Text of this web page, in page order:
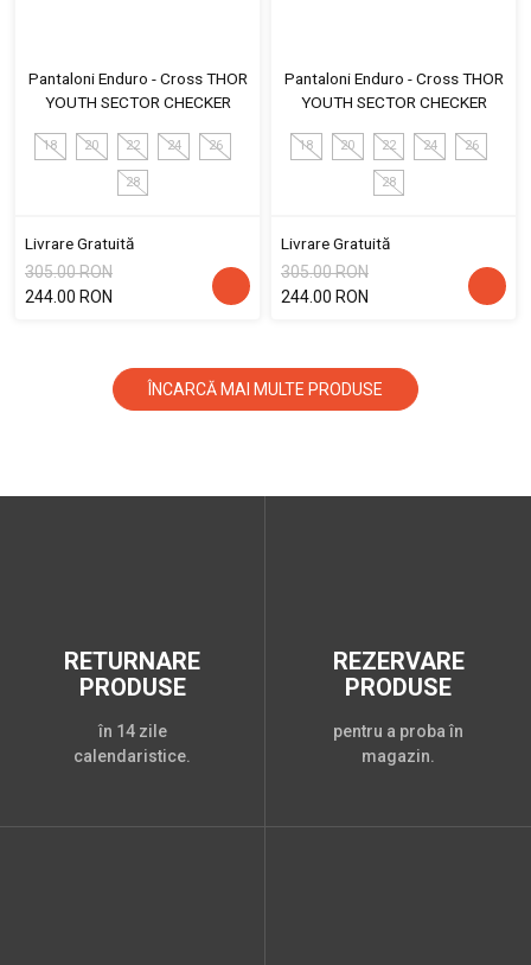
Pantaloni Enduro - Cross THOR
YOUTH SECTOR CHECKER
18 20 22 24 26
28
Livrare Gratuită
305.00 RON
244.00 RON
Pantaloni Enduro - Cross THOR
YOUTH SECTOR CHECKER
18 20 22 24 26
28
Livrare Gratuită
305.00 RON
244.00 RON
ÎNCARCĂ MAI MULTE PRODUSE
RETURNARE
PRODUSE
în 14 zile
calendaristice.
REZERVARE
PRODUSE
pentru a proba în
magazin.